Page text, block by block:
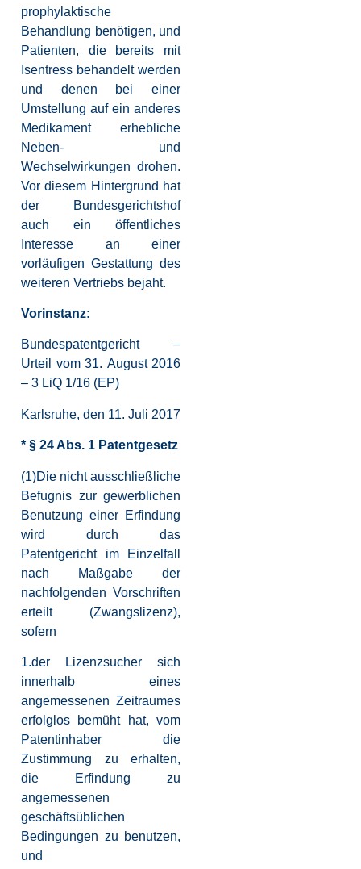
prophylaktische
Behandlung benötigen, und
Patienten, die bereits mit
Isentress behandelt werden
und denen bei einer
Umstellung auf ein anderes
Medikament erhebliche
Neben- und
Wechselwirkungen drohen.
Vor diesem Hintergrund hat
der Bundesgerichtshof
auch ein öffentliches
Interesse an einer
vorläufigen Gestattung des
weiteren Vertriebs bejaht.
Vorinstanz:
Bundespatentgericht –
Urteil vom 31. August 2016
– 3 LiQ 1/16 (EP)
Karlsruhe, den 11. Juli 2017
* § 24 Abs. 1 Patentgesetz
(1)Die nicht ausschließliche
Befugnis zur gewerblichen
Benutzung einer Erfindung
wird durch das
Patentgericht im Einzelfall
nach Maßgabe der
nachfolgenden Vorschriften
erteilt (Zwangslizenz),
sofern
1.der Lizenzsucher sich
innerhalb eines
angemessenen Zeitraumes
erfolglos bemüht hat, vom
Patentinhaber die
Zustimmung zu erhalten,
die Erfindung zu
angemessenen
geschäftsüblichen
Bedingungen zu benutzen,
und